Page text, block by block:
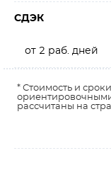
СДЭК
от 2 раб. дней
* Стоимость и
рассчитаны на